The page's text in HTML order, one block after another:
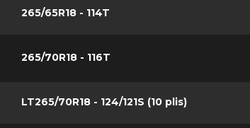
265/65R18 - 114T
265/70R18 - 116T
LT265/70R18 - 124/121S (10 plis)